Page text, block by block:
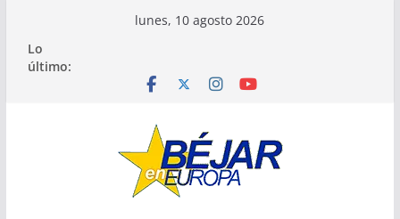
contenido
lunes, 10 agosto 2026
Lo
último: